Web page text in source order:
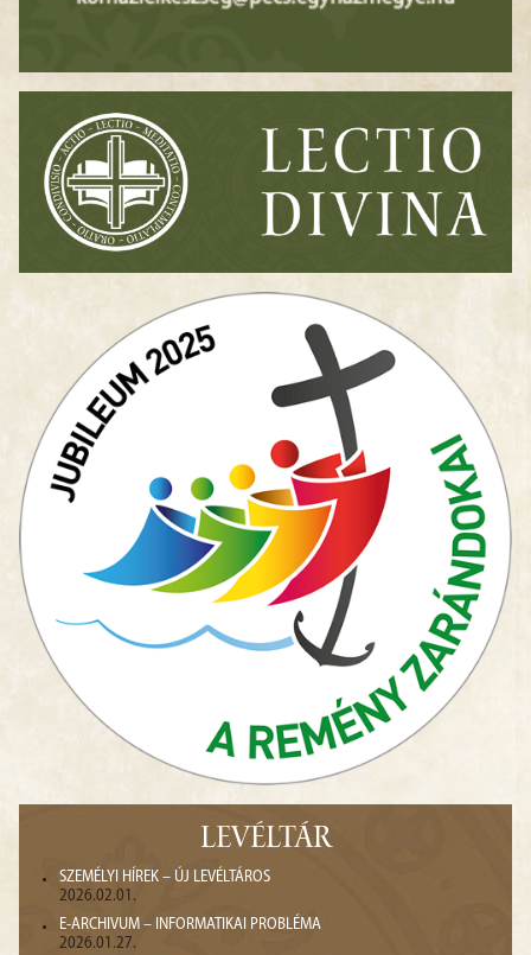
LEVÉLTÁR
SZEMÉLYI HÍREK – ÚJ LEVÉLTÁROS
2026.02.01.
E-ARCHIVUM – INFORMATIKAI PROBLÉMA
2026.01.27.